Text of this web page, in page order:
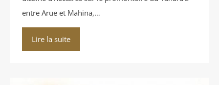
entre Arue et Mahina,…
Lire la suite